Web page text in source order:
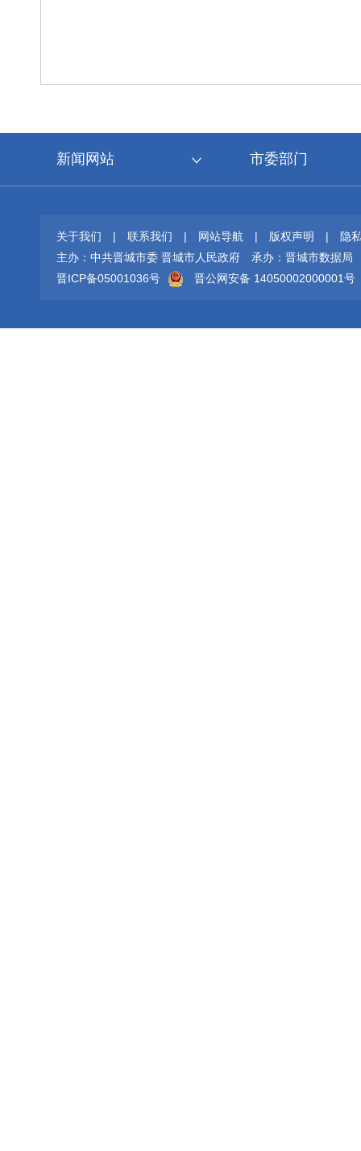
新闻网站 市委部门
关于我们 | 联系我们 | 网站导航 | 版权声明 |
隐
主办：中共晋城市委 晋城市人民政府
承办：晋城市数据局
晋ICP备05001036号
晋公网安备 14050002000001号